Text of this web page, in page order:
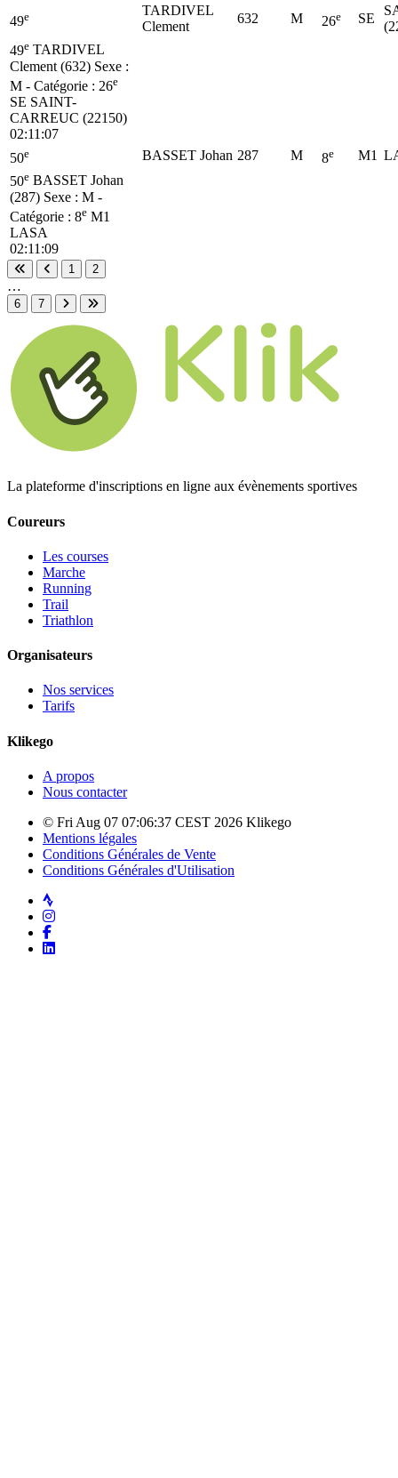
49e
TARDIVEL
Clement
632 M 26e SE
49e TARDIVEL
Clement (632) Sexe :
M - Catégorie : 26e
SE SAINT-
CARREUC (22150)
02:11:07
50e BASSET Johan 287 M 8e M1
50e BASSET Johan
(287) Sexe : M -
Catégorie : 8e M1
LASA
02:11:09
Première page
Page précédente
1 2
…
6
7
Page suivante
Dernière page
La plateforme d'inscriptions en ligne aux évènements sportives
Coureurs
Les courses
Marche
Running
Trail
Triathlon
Organisateurs
Nos services
Tarifs
Klikego
A propos
Nous contacter
© Fri Aug 07 07:06:37 CEST 2026 Klikego
Mentions légales
Conditions Générales de Vente
Conditions Générales d'Utilisation
Strava
Instagram
Facebook
LinkedIn